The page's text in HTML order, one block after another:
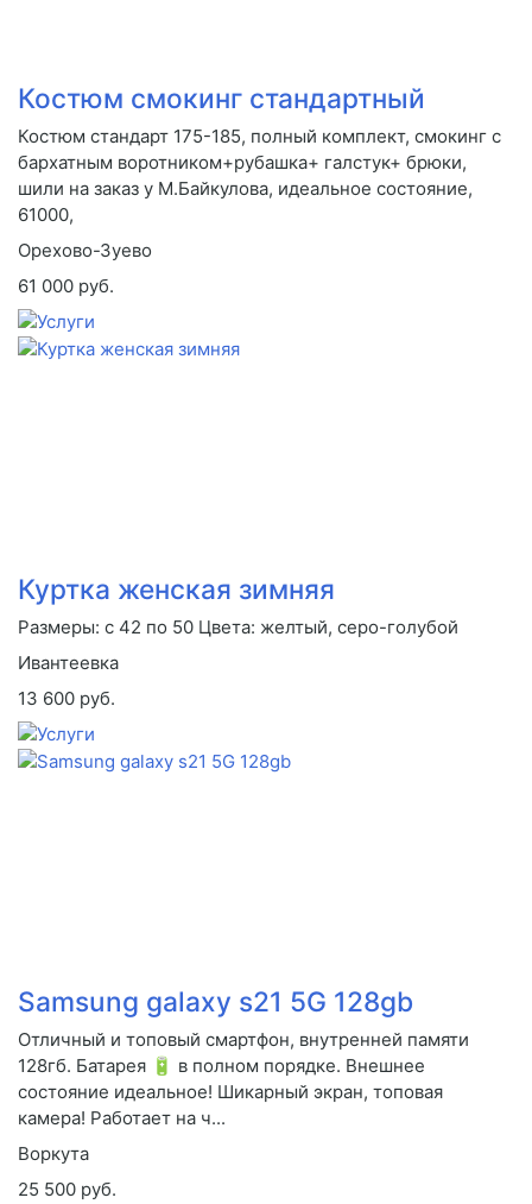
Костюм смокинг стандартный
Костюм стандарт 175-185, полный комплект, смокинг с
бархатным воротником+рубашка+ галстук+ брюки,
шили на заказ у М.Байкулова, идеальное состояние,
61000,
Орехово-Зуево
61 000 руб.
Куртка женская зимняя
Размеры: с 42 по 50 Цвета: желтый, серо-голубой
Ивантеевка
13 600 руб.
Samsung galaxy s21 5G 128gb
Отличный и топовый смартфон, внутренней памяти
128гб. Батарея 🔋 в полном порядке. Внешнее
состояние идеальное! Шикарный экран, топовая
камера! Работает на ч...
Воркута
25 500 руб.